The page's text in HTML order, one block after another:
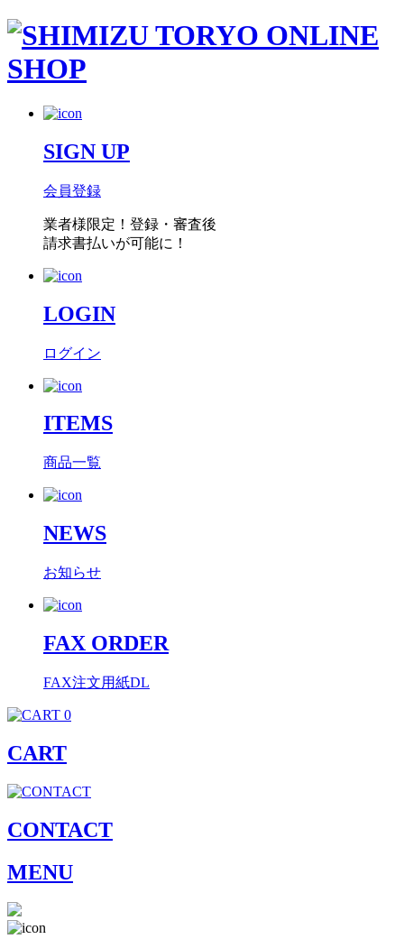
SIGN UP
会員登録
業者様限定！ 登録・審査後
請求書払いが可能に！
LOGIN
ログイン
ITEMS
商品一覧
NEWS
お知らせ
FAX ORDER
FAX注文用紙DL
0
CART
CONTACT
MENU